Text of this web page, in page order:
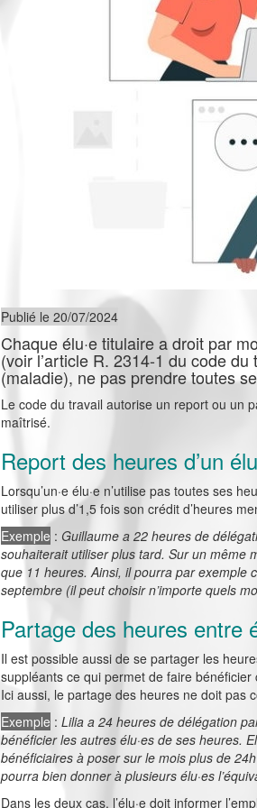
Publié le 20/07/2024
Chaque élu·e titulaire a droit par
(voir l’article R. 2314-1 du code
(maladie), ne pas prendre toutes
Le code du travail autorise un report ou un
maîtrisé.
Report des heures d’un
Lorsqu’un·e élu·e n’utilise pas toutes ses
utiliser plus d’1,5 fois son crédit d’heures
Exemple : Guillaume a 22 heures de
souhaiterait utiliser plus tard. Sur un même
que 11 heures. Ainsi, il pourra par exemple
septembre (il peut choisir n’importe quels
Partage des heures entre
Il est possible aussi de se partager les
suppléants ce qui permet de faire
Ici aussi, le partage des heures ne doit pas
Exemple : Lilia a 24 heures de délégation
bénéficier les autres élu·es de ses heures.
bénéficiaires à poser sur le mois plus de
pourra bien donner à plusieurs élu·es
Dans les deux cas, l’élu·e doit informer